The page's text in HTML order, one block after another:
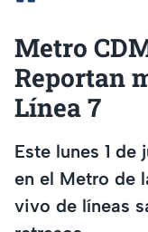
Metro
Reportan
Línea 7
Este lunes 1
en el Metro de
vivo de líneas